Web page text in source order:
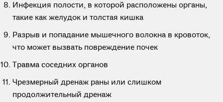
Инфекция полости, в которой расположены органы,
такие как желудок и толстая кишка
Разрыв и попадание мышечного волокна в кровоток,
что может вызвать повреждение почек
Травма соседних органов
Чрезмерный дренаж раны или слишком
продолжительный дренаж